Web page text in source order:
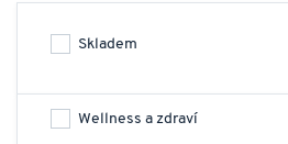
Skladem
Wellness a zdraví